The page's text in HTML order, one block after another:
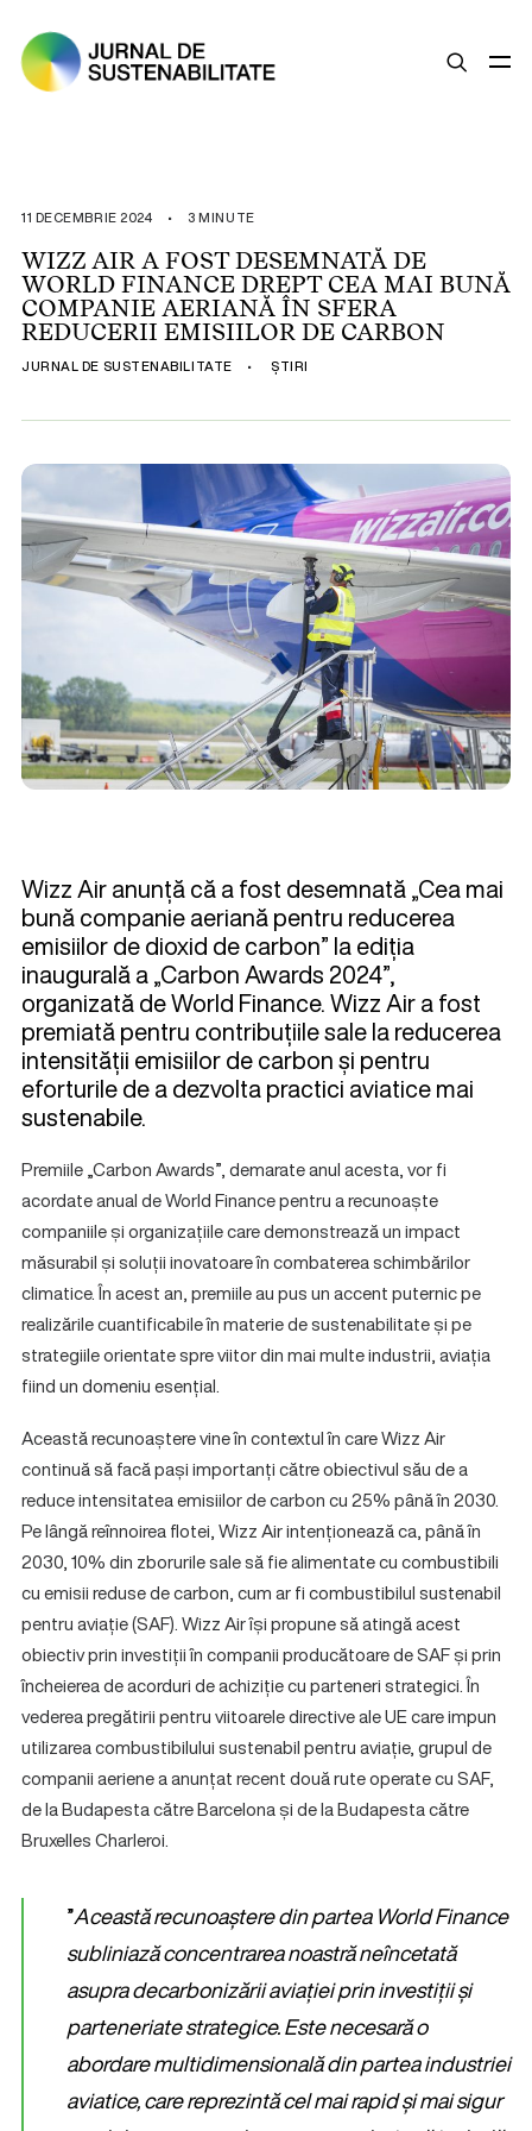
ȘTIRI
OPINII
ESG
LEGISLAȚIE
BUNE PRACTICI
11 DECEMBRIE 2024 • 3 MINUTE
WIZZ AIR A FOST DESEMNATĂ DE
WORLD FINANCE DREPT CEA MAI BUNĂ
COMPANIE AERIANĂ ÎN SFERA
REDUCERII EMISIILOR DE CARBON
JURNAL DE SUSTENABILITATE • ȘTIRI
Wizz Air anunță că a fost desemnată „Cea mai
bună companie aeriană pentru reducerea
emisiilor de dioxid de carbon” la ediția
inaugurală a „Carbon Awards 2024”,
organizată de World Finance. Wizz Air a fost
premiată pentru contribuțiile sale la reducerea
intensității emisiilor de carbon și pentru
eforturile de a dezvolta practici aviatice mai
sustenabile.
Premiile „Carbon Awards”, demarate anul acesta, vor fi
acordate anual de World Finance pentru a recunoaște
companiile și organizațiile care demonstrează un impact
măsurabil și soluții inovatoare în combaterea schimbărilor
climatice. În acest an, premiile au pus un accent puternic pe
realizările cuantificabile în materie de sustenabilitate și pe
strategiile orientate spre viitor din mai multe industrii, aviația
fiind un domeniu esențial.
Această recunoaștere vine în contextul în care Wizz Air
continuă să facă pași importanți către obiectivul său de a
reduce intensitatea emisiilor de carbon cu 25% până în 2030.
Pe lângă reînnoirea flotei, Wizz Air intenționează ca, până în
2030, 10% din zborurile sale să fie alimentate cu combustibili
cu emisii reduse de carbon, cum ar fi combustibilul sustenabil
pentru aviație (SAF). Wizz Air își propune să atingă acest
obiectiv prin investiții în companii producătoare de SAF și prin
încheierea de acorduri de achiziție cu parteneri strategici. În
vederea pregătirii pentru viitoarele directive ale UE care impun
utilizarea combustibilului sustenabil pentru aviație, grupul de
companii aeriene a anunțat recent două rute operate cu SAF,
de la Budapesta către Barcelona și de la Budapesta către
Bruxelles Charleroi.
”Această recunoaștere din partea World Finance
subliniază concentrarea noastră neîncetată
asupra decarbonizării aviației prin investiții și
parteneriate strategice. Este necesară o
abordare multidimensională din partea industriei
aviatice, care reprezintă cel mai rapid și mai sigur